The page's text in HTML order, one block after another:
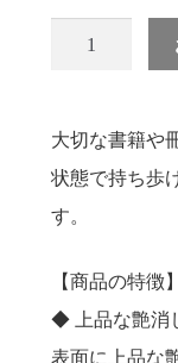
送料について
大切な書籍や
状態で持ち歩
す。
【商品の特徴】
◆ 上品な艶消
表面に上品な